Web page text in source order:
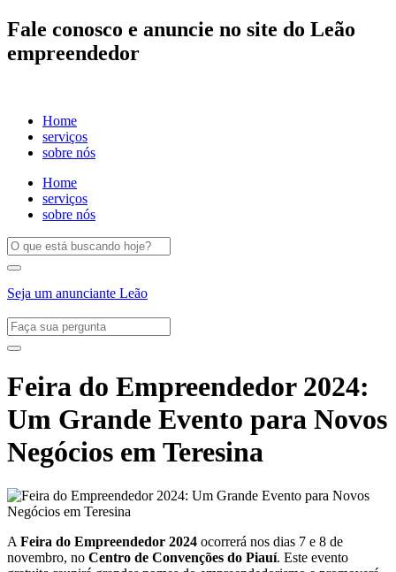
Fale conosco e anuncie no site do Leão
empreendedor
Home
serviços
sobre nós
Home
serviços
sobre nós
Seja um anunciante Leão
Feira do Empreendedor 2024:
Um Grande Evento para Novos
Negócios em Teresina
A Feira do Empreendedor 2024 ocorrerá nos dias 7 e 8 de
novembro, no Centro de Convenções do Piauí. Este evento